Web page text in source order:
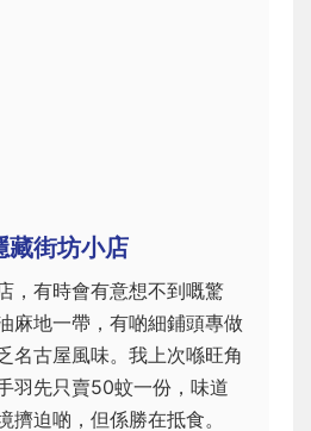
藏街坊小店
，有時會有意想不到嘅驚
麻地一帶，有啲細鋪頭專做
名古屋風味。我上次喺旺角
羽先只賣50蚊一份，味道
擠迫啲，但係勝在抵食。